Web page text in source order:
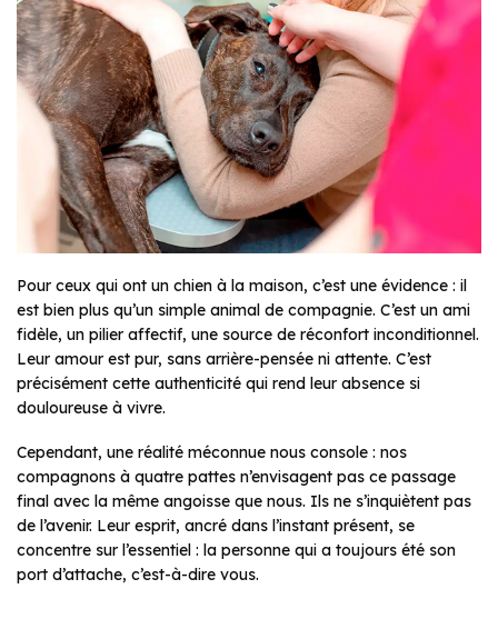
Pour ceux qui ont un chien à la maison, c’est une évidence : il
est bien plus qu’un simple animal de compagnie. C’est un ami
fidèle, un pilier affectif, une source de réconfort inconditionnel.
Leur amour est pur, sans arrière-pensée ni attente. C’est
précisément cette authenticité qui rend leur absence si
douloureuse à vivre.
Cependant, une réalité méconnue nous console : nos
compagnons à quatre pattes n’envisagent pas ce passage
final avec la même angoisse que nous. Ils ne s’inquiètent pas
de l’avenir. Leur esprit, ancré dans l’instant présent, se
concentre sur l’essentiel : la personne qui a toujours été son
port d’attache, c’est-à-dire vous.